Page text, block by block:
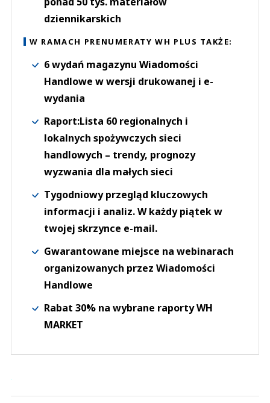
dziennikarskich
W RAMACH PRENUMERATY WH PLUS TAKŻE:
6 wydań magazynu Wiadomości
Handlowe w wersji drukowanej i e-
wydania
Raport:Lista 60 regionalnych i
lokalnych spożywczych sieci
handlowych – trendy, prognozy
wyzwania dla małych sieci
Tygodniowy przegląd kluczowych
informacji i analiz. W każdy piątek w
twojej skrzynce e-mail.
Gwarantowane miejsce na webinarach
organizowanych przez Wiadomości
Handlowe
Rabat 30% na wybrane raporty WH
MARKET